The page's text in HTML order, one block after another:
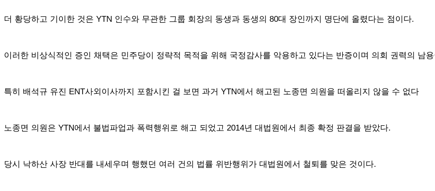
더 황당하고 기이한 것은 YTN 인수와 무관한 그룹 회장의 동생과 동생의 80대 장인까지 명단에 올렸다는 점이다.
이러한 비상식적인 증인 채택은 민주당이 정략적 목적을 위해 국정감사를 악용하고 있다는 반증이며 의회 권력의 남
특히 배석규 유진 ENT사외이사까지 포함시킨 걸 보면 과거 YTN에서 해고된 노종면 의원을 떠올리지 않을 수 없다
노종면 의원은 YTN에서 불법파업과 폭력행위로 해고 되었고 2014년 대법원에서 최종 확정 판결을 받았다.
당시 낙하산 사장 반대를 내세우며 행했던 여러 건의 법률 위반행위가 대법원에서 철퇴를 맞은 것이다.